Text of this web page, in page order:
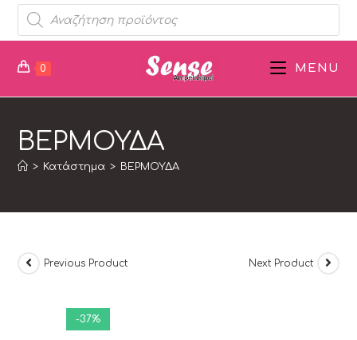
0 MENU
ΒΕΡΜΟΥΔΑ
> Κατάστημα > ΒΕΡΜΟΥΔΑ
-37%
Previous Product Next Product